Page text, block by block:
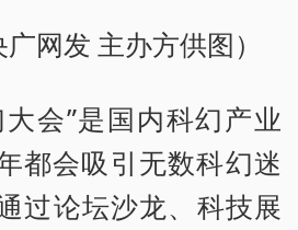
网发 主办方供图）
会”是国内科幻产业
都会吸引无数科幻迷
过论坛沙龙、科技展